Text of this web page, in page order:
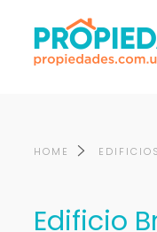
HOME EDIFICIOS
Edificio